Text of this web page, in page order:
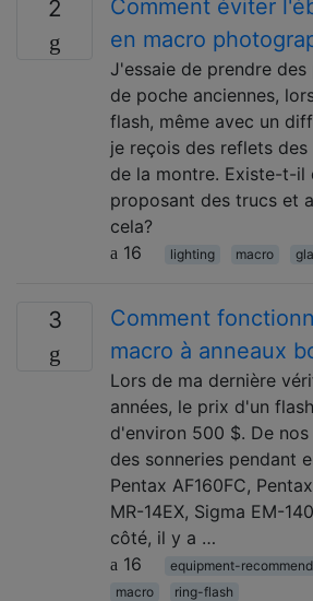
2
Comment éviter
en macro
J'essaie de prendre
de poche anciennes,
flash, même avec un
je reçois des reflets
de la montre. Existe-t-il
proposant des trucs et
cela?
16
lighting macro
3
Comment
macro à anneaux
Lors de ma dernière
années, le prix d'un
d'environ 500 $. De
des sonneries pendant
Pentax AF160FC,
MR-14EX, Sigma EM-
côté, il y a …
16
equipment-
macro
ring-flash